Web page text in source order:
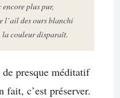
plus pur,
l’ail des ours blanchi
la couleur disparaît.
presque méditatif
fait, c’est préserver.